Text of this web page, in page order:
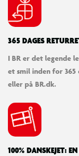
365 DAGES
I BR er det legende
et smil inden for
eller på BR.dk.
100% DANSKEJET: